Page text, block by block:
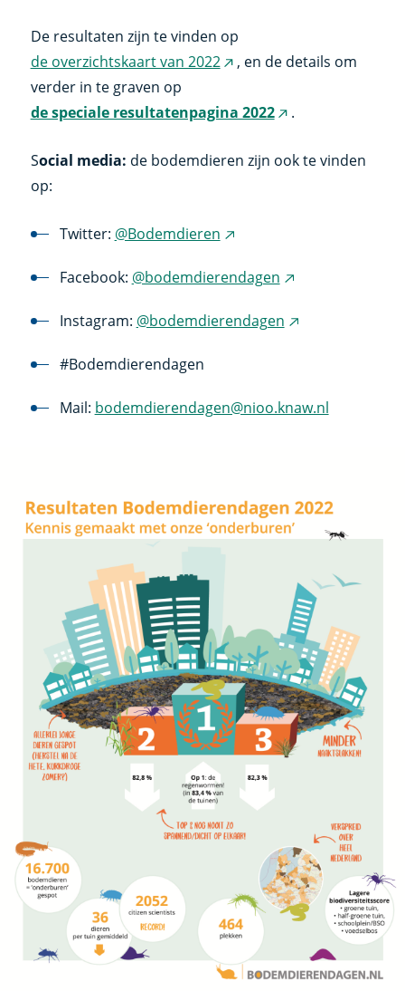
De resultaten zijn te vinden op
de overzichtskaart van 2022 (externe
, en de details om
verder in te graven op
de speciale resultatenpagina 2022 (externe
.
Social media: de bodemdieren zijn ook te vinden
op:
Twitter: @Bodemdieren (externe
link)
Facebook: @bodemdierendagen (externe
Instagram: @bodemdierendagen (externe
#Bodemdierendagen
Mail: bodemdierendagen@nioo.knaw.nl